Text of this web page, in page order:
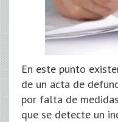
En este punto
de un acta de
por falta de
que se detecte un